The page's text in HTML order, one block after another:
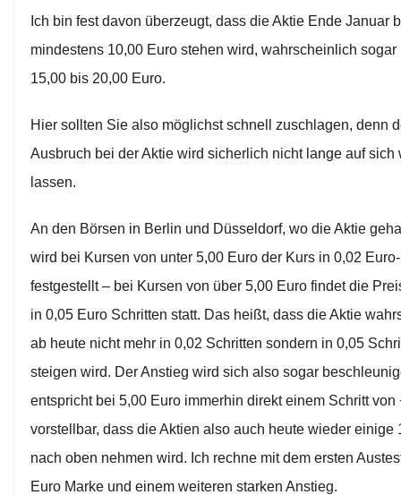
Ich bin fest davon überzeugt, dass die Aktie Ende Januar
mindestens 10,00 Euro stehen wird, wahrscheinlich sogar
15,00 bis 20,00 Euro.
Hier sollten Sie also möglichst schnell zuschlagen, denn
Ausbruch bei der Aktie wird sicherlich nicht lange auf sich
lassen.
An den Börsen in Berlin und Düsseldorf, wo die Aktie
wird bei Kursen von unter 5,00 Euro der Kurs in 0,02
festgestellt – bei Kursen von über 5,00 Euro findet die
in 0,05 Euro Schritten statt. Das heißt, dass die Aktie
ab heute nicht mehr in 0,02 Schritten sondern in 0,05
steigen wird. Der Anstieg wird sich also sogar
entspricht bei 5,00 Euro immerhin direkt einem Schritt von
vorstellbar, dass die Aktien also auch heute wieder einige
nach oben nehmen wird. Ich rechne mit dem ersten
Euro Marke und einem weiteren starken Anstieg.